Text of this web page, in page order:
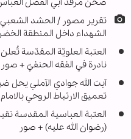
تقرير مصور / الحشد
الشهداء داخل المنطقة
العتبة العلويّة المقدّسة
نادرة في الفقه الحنفيّ + صور
آیت الله جوادي الآملي يحل
تعميق الارتباط الروحي
العتبة العباسية المقدسة
(رضوان الله عليه) + صور